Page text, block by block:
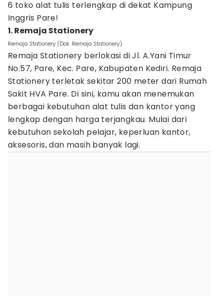
6 toko alat tulis terlengkap di dekat Kampung
Inggris Pare!
1. Remaja Stationery
Remaja Stationery (Dok. Remaja Stationery)
Remaja Stationery berlokasi di Jl. A.Yani Timur
No.57, Pare, Kec. Pare, Kabupaten Kediri. Remaja
Stationery terletak sekitar 200 meter dari Rumah
Sakit HVA Pare. Di sini, kamu akan menemukan
berbagai kebutuhan alat tulis dan kantor yang
lengkap dengan harga terjangkau. Mulai dari
kebutuhan sekolah pelajar, keperluan kantor,
aksesoris, dan masih banyak lagi.